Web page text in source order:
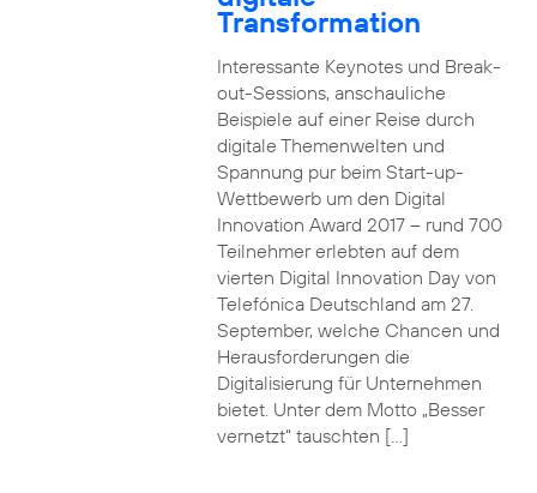
Transformation
Interessante Keynotes und Break-
out-Sessions, anschauliche
Beispiele auf einer Reise durch
digitale Themenwelten und
Spannung pur beim Start-up-
Wettbewerb um den Digital
Innovation Award 2017 – rund 700
Teilnehmer erlebten auf dem
vierten Digital Innovation Day von
Telefónica Deutschland am 27.
September, welche Chancen und
Herausforderungen die
Digitalisierung für Unternehmen
bietet. Unter dem Motto „Besser
vernetzt“ tauschten […]